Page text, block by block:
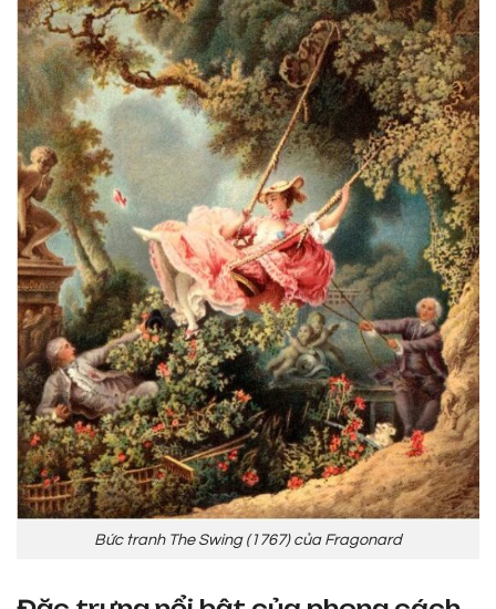
Bức tranh The Swing (1767) của Fragonard